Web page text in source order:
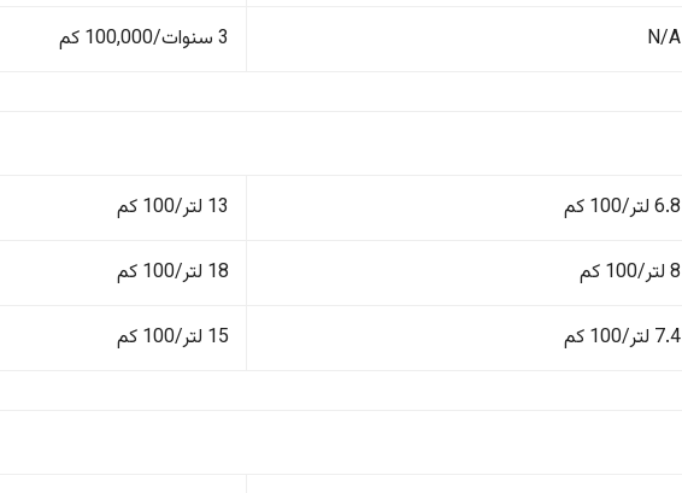
N/A 3 سنوات/100,000 كم
6.8 لتر/100 كم 13 لتر/100 كم
8 لتر/100 كم 18 لتر/100 كم
7.4 لتر/100 كم 15 لتر/100 كم